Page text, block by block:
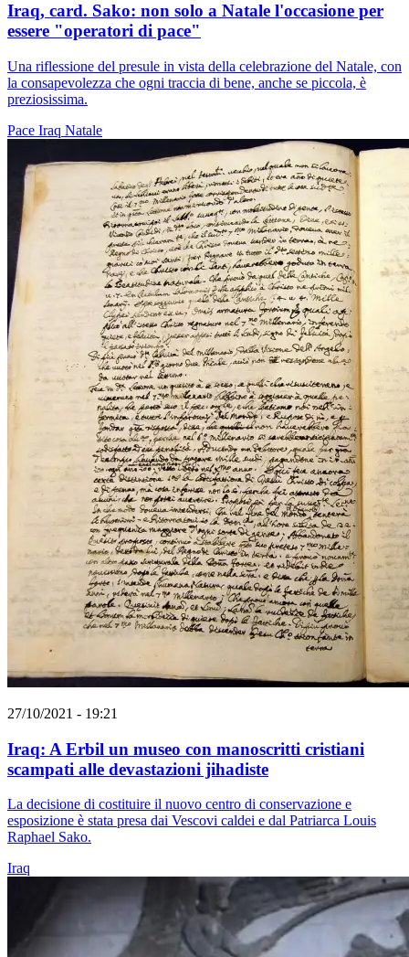
Iraq, card. Sako: non solo a Natale l'occasione per
essere "operatori di pace"
Una riflessione del presule in vista della celebrazione del Natale, con
la consapevolezza che ogni traccia di bene, anche se piccola, è
preziosissima.
Pace Iraq Natale
27/10/2021 - 19:21
Iraq: A Erbil un museo con manoscritti cristiani
scampati alle devastazioni jihadiste
La decisione di costituire il nuovo centro di conservazione e
esposizione è stata presa dai Vescovi caldei e dal Patriarca Louis
Raphael Sako.
Iraq